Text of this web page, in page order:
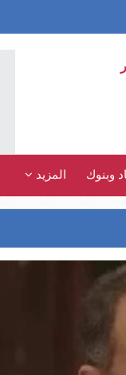
وبنوك المزيد